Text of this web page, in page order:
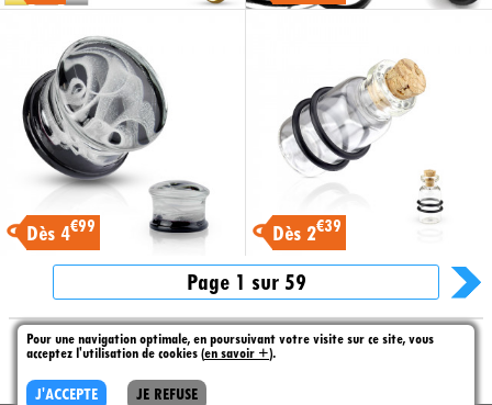
Dès 4€99 Dès 2€39
Page 1 sur 59
Pour une navigation optimale, en poursuivant votre visite sur ce site, vous
acceptez l'utilisation de cookies (en savoir +).
J'ACCEPTE JE REFUSE